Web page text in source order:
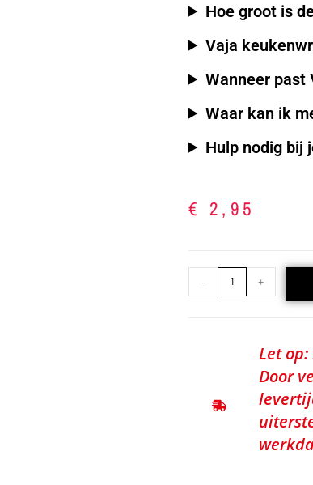
Hoe groot is
Vaja
Wanneer past
Waar kan ik
Hulp nodig bij
€ 2,95
- +
Let
Door